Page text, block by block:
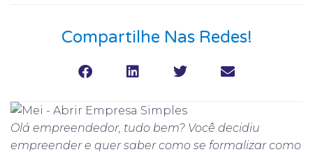
Compartilhe Nas Redes!
Olá empreendedor, tudo bem? Você decidiu
empreender e quer saber como se formalizar como